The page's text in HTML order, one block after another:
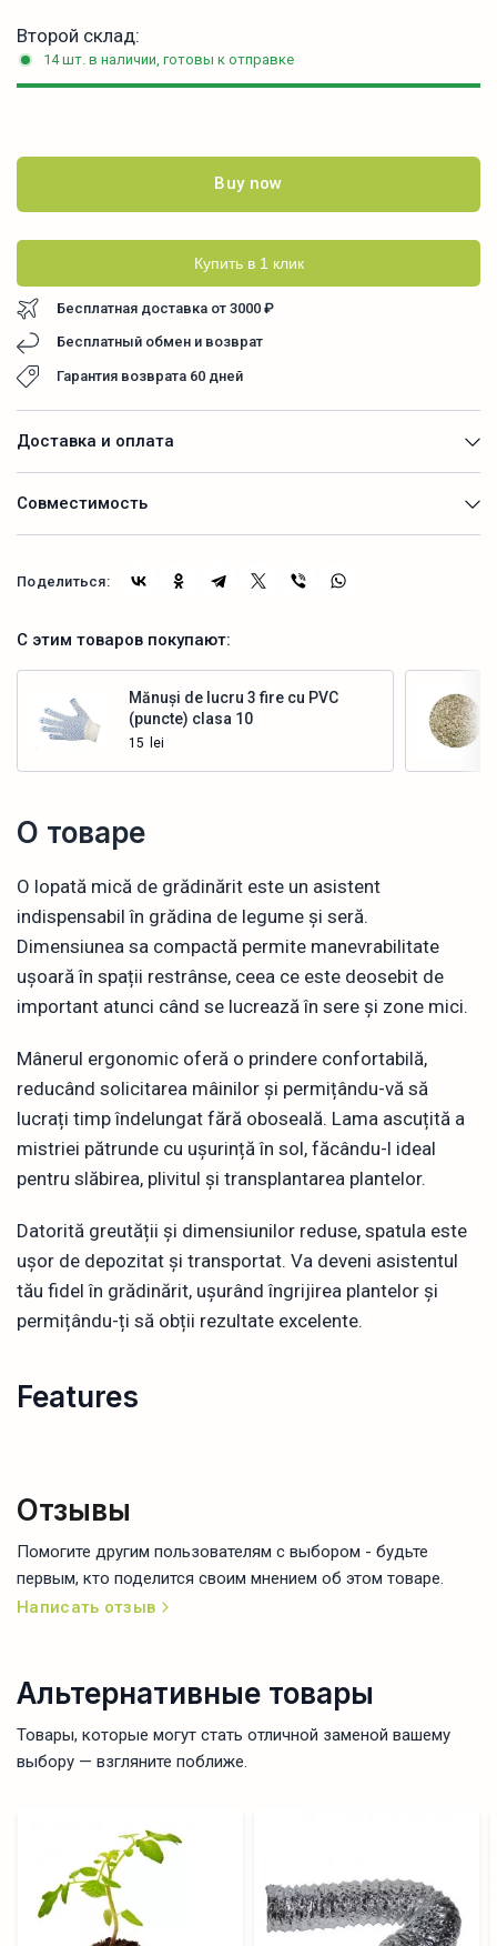
Второй склад:
14 шт. в наличии, готовы к отправке
Buy now
Купить в 1 клик
Бесплатная доставка от 3000 ₽
Бесплатный обмен и возврат
Гарантия возврата 60 дней
Доставка и оплата
Совместимость
Поделиться:
С этим товаров покупают:
Mănuși de lucru 3 fire cu PVC
(puncte) clasa 10
15 lei
О товаре
O lopată mică de grădinărit este un asistent
indispensabil în grădina de legume și seră.
Dimensiunea sa compactă permite manevrabilitate
ușoară în spații restrânse, ceea ce este deosebit de
important atunci când se lucrează în sere și zone mici.
Mânerul ergonomic oferă o prindere confortabilă,
reducând solicitarea mâinilor și permițându-vă să
lucrați timp îndelungat fără oboseală. Lama ascuțită a
mistriei pătrunde cu ușurință în sol, făcându-l ideal
pentru slăbirea, plivitul și transplantarea plantelor.
Datorită greutății și dimensiunilor reduse, spatula este
ușor de depozitat și transportat. Va deveni asistentul
tău fidel în grădinărit, ușurând îngrijirea plantelor și
permițându-ți să obții rezultate excelente.
Features
Отзывы
Помогите другим пользователям с выбором - будьте
первым, кто поделится своим мнением об этом товаре.
Написать отзыв
Альтернативные товары
Товары, которые могут стать отличной заменой вашему
выбору — взгляните поближе.